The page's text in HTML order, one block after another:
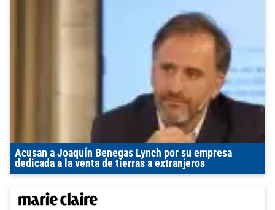
Acusan a Joaquín Benegas Lynch por su empresa
dedicada a la venta de tierras a extranjeros